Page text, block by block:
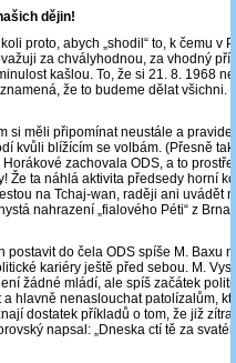
dějin!
proto, abych „shodil“ to, k čemu v
za chvályhodnou, za vhodný
kašlou. To, že si 21. 8. 1968
že to budeme dělat všichni.
si měli připomínat neustále a
kvůli blížícím se volbám. (Přesně
zachovala ODS, a to
Že ta náhlá aktivita předsedy horní
na Tchaj-wan, raději ani uvádět
nahrazení „fialového Péti“ z Brna
postavit do čela ODS spíše M. Baxu
kariéry ještě před sebou. M.
žádné mládí, ale spíš začátek
a hlavně nenaslouchat patolízalům,
dostatek příkladů o tom, že již
napsal: „Dneska ctí tě za